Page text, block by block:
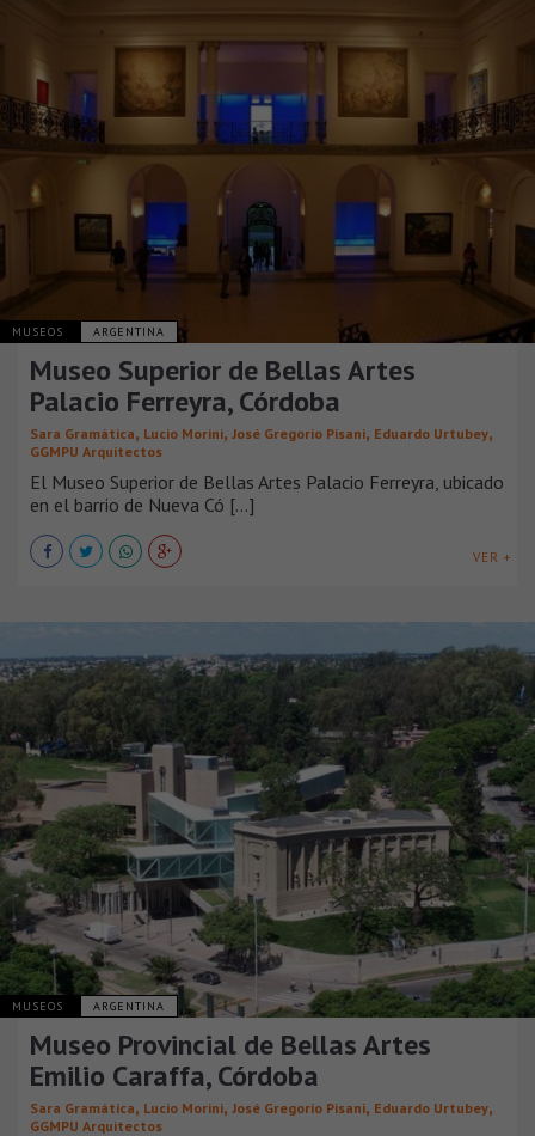
MUSEOS ARGENTINA
Museo Superior de Bellas Artes
Palacio Ferreyra, Córdoba
Sara Gramática, Lucio Morini, José Gregorio Pisani, Eduardo Urtubey,
GGMPU Arquitectos
El Museo Superior de Bellas Artes Palacio Ferreyra, ubicado
en el barrio de Nueva Có [...]
VER +
MUSEOS ARGENTINA
Museo Provincial de Bellas Artes
Emilio Caraffa, Córdoba
Sara Gramática, Lucio Morini, José Gregorio Pisani, Eduardo Urtubey,
GGMPU Arquitectos